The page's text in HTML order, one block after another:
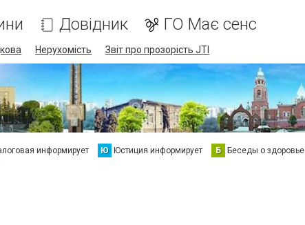
Довідник ГО Має сенс
Нерухомість Звіт про прозорість JTI
информирует Ю Юстиция информирует Б Беседы о здоровье